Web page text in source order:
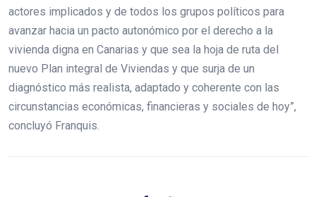
actores implicados y de todos los grupos políticos para
avanzar hacia un pacto autonómico por el derecho a la
vivienda digna en Canarias y que sea la hoja de ruta del
nuevo Plan integral de Viviendas y que surja de un
diagnóstico más realista, adaptado y coherente con las
circunstancias económicas, financieras y sociales de hoy”,
concluyó Franquis.